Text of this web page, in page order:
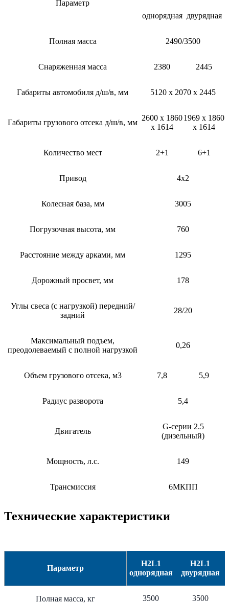
Параметр
однорядная двурядная
Полная масса 2490/3500
Снаряженная масса 2380 2445
Габариты автомобиля д/ш/в, мм 5120 х 2070 х 2445
Габариты грузового отсека д/ш/в, мм
2600 х 1860
х 1614
1969 х 1860
х 1614
Количество мест 2+1 6+1
Привод 4х2
Колесная база, мм 3005
Погрузочная высота, мм 760
Расстояние между арками, мм 1295
Дорожный просвет, мм 178
Углы свеса (с нагрузкой) передний/
задний
28/20
Максимальный подъем,
преодолеваемый с полной нагрузкой
0,26
Объем грузового отсека, м3 7,8 5,9
Радиус разворота 5,4
Двигатель
G-серии 2.5
(дизельный)
Мощность, л.с. 149
Трансмиссия 6МКПП
Технические характеристики
Параметр
H2L1
однорядная
H2L1
двурядная
Полная масса, кг 3500 3500